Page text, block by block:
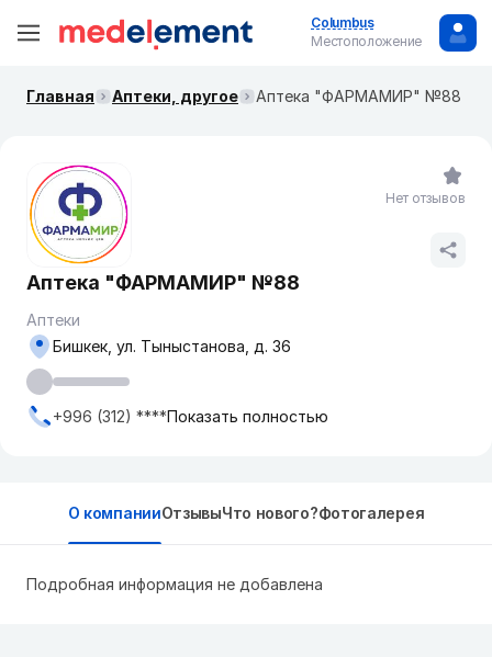
Columbus
Местоположение
Главная Аптеки, другое Аптека "ФАРМАМИР" №88
Аптека "ФАРМАМИР" №88
Аптеки
Бишкек, ул. Тыныстанова, д. 36
+996 (312) ****Показать полностью
Нет отзывов
О компанииОтзывыЧто нового?Фотогалерея
Подробная информация не добавлена